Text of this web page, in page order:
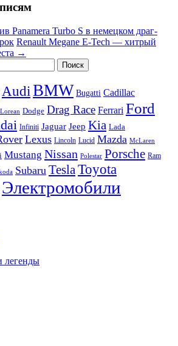
Panamera Turbo S в немецком драг-
Renault Megane E-Tech — хитрый
→
Audi BMW Bugatti Cadillac
Dodge Drag Race Ferrari Ford
Infiniti Jaguar Jeep Kia Lada
Lexus Lincoln Lucid Mazda McLaren
Mustang Nissan Polestar Porsche Ram
Subaru TeslaToyota
Электромобили
легенды